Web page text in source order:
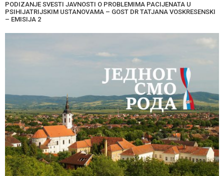
PODIZANJE SVESTI JAVNOSTI O PROBLEMIMA PACIJENATA U
PSIHIJATRIJSKIM USTANOVAMA – GOST DR TATJANA VOSKRESENSKI
– EMISIJA 2